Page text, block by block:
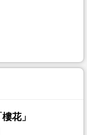
花」